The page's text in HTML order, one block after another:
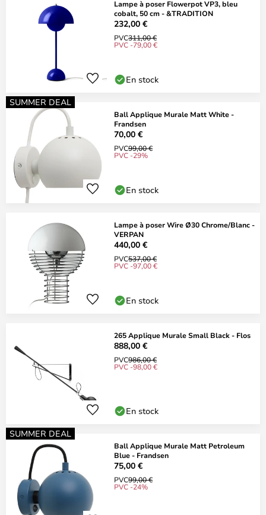
Lampe à poser Flowerpot VP3, bleu
cobalt, 50 cm - &TRADITION
232,00 €
PVC311,00 €
PVC -79,00 €
En stock
SUMMER DEAL
Ball Applique Murale Matt White -
Frandsen
70,00 €
PVC99,00 €
PVC -29%
En stock
Lampe à poser Wire Ø30 Chrome/Blanc -
VERPAN
440,00 €
PVC537,00 €
PVC -97,00 €
En stock
265 Applique Murale Small Black - Flos
888,00 €
PVC986,00 €
PVC -98,00 €
En stock
SUMMER DEAL
Ball Applique Murale Matt Petroleum
Blue - Frandsen
75,00 €
PVC99,00 €
PVC -24%